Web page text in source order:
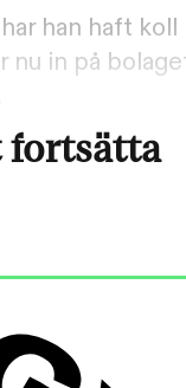
han haft koll
nu in på
fortsätta